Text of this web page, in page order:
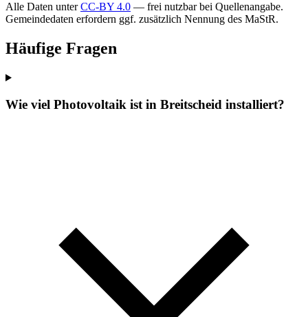
Alle Daten unterCC-BY 4.0 — frei nutzbar bei Quellenangabe.
Gemeindedaten erfordern ggf. zusätzlich Nennung des MaStR.
Häufige Fragen
Wie viel Photovoltaik ist in Breitscheid installiert?